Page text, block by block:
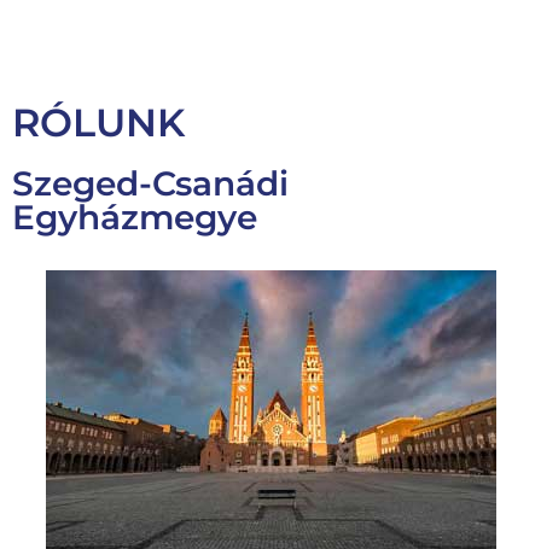
RÓLUNK
Szeged-Csanádi
Egyházmegye